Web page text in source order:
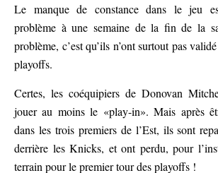
Le manque de constance dans le jeu
problème à une semaine de la fin de la
problème, c’est qu’ils n’ont surtout pas
playoffs.
Certes, les coéquipiers de Donovan
jouer au moins le «play-in». Mais après
dans les trois premiers de l’Est, ils sont
derrière les Knicks, et ont perdu, pour
terrain pour le premier tour des playoffs !